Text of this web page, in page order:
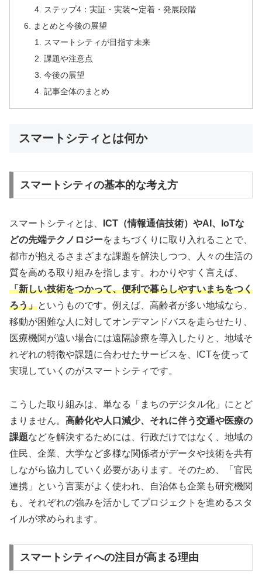
ステップ4：実証・実装〜定着・発展段階
まとめと今後の展望
スマートシティが目指す未来
課題や注意点
今後の展望
記事全体のまとめ
スマートシティとは何か
スマートシティの基本的な考え方
スマートシティとは、
ICT（情報通信技術）やAI、IoTな
どの先端テクノロジーをまちづくりに取り入れることで、
都市が抱えるさまざまな課題を解決しつつ、人々の生活の
質を高める取り組みを指します。わかりやすく言えば、
「新しい技術をつかって、便利で暮らしやすいまちをつく
ろう」というものです。例えば、高齢者が多い地域なら、
移動が困難な人に対してオンデマンドバスを走らせたり、
医療機関が遠い場合には遠隔診療を導入したりと、地域そ
れぞれの特徴や課題に合わせたサービスを、ICTを使って
実現していくのがスマートシティです。
こうした取り組みは、単なる「まちのデジタル化」にとど
まりません。 高齢化や人口減少、それに伴う交通や医療の
課題などを解決するためには、行政だけではなく、地域の
住民、企業、大学など多様な関係者がデータや技術を共有
しながら協力していく必要があります。そのため、「官民
連携」という言葉がよく使われ、自治体も企業も研究機関
も、それぞれの強みを活かしてプロジェクトを進めるスタ
イルが求められます。
スマートシティへの注目が高まる理由